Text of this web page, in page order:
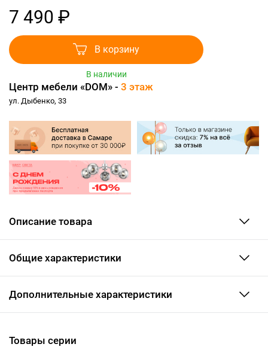
7 490 ₽
В корзину
В наличии
Центр мебели «DOM» - 3 этаж
ул. Дыбенко, 33
Описание товара
Общие характеристики
Дополнительные характеристики
Товары серии